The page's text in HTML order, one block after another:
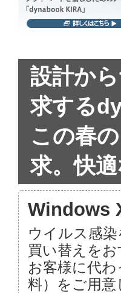
設計か
求する
この春
求。快
Windows
ウイルス感
買い替えを
お客様に代
料）をご用意